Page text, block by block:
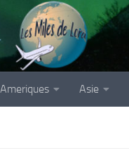
Ameriques Asie